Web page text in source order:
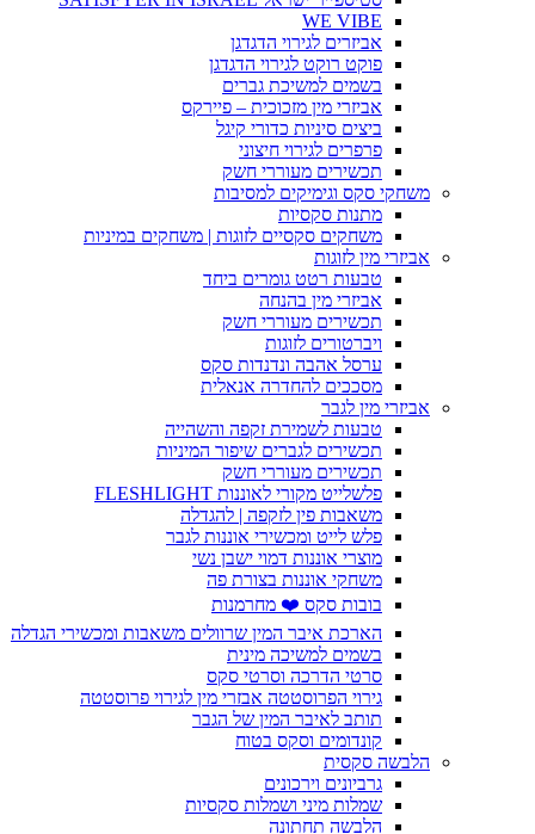
WE VIBE
אביזרים לגירוי הדגדגן
פוקט רוקט לגירוי הדגדגן
בשמים למשיכת גברים
אביזרי מין מזכוכית – פיירקס
ביצים סיניות כדורי קיגל
פרפרים לגירוי חיצוני
תכשירים מעוררי חשק
משחקי סקס וגימיקים למסיבות
מתנות סקסיות
משחקים סקסיים לזוגות | משחקים במיניות
אביזרי מין לזוגות
טבעות רטט גומרים ביחד
אביזרי מין בהנחה
תכשירים מעוררי חשק
ויברטורים לזוגות
ערסל אהבה ונדנדות סקס
מסככים להחדרה אנאלית
אביזרי מין לגבר
טבעות לשמירת זקפה והשהייה
תכשירים לגברים שיפור המיניות
תכשירים מעוררי חשק
פלשלייט מקורי לאוננות FLESHLIGHT
משאבות פין לזקפה | להגדלה
פלש לייט ומכשירי אוננות לגבר
מוצרי אוננות דמוי ישבן נשי
משחקי אוננות בצורת פה
בובות סקס ❤️ מחרמנות
הארכת איבר המין שרוולים משאבות ומכשירי הגדלה
בשמים למשיכה מינית
סרטי הדרכה וסרטי סקס
גירוי הפרוסטטה אבזרי מין לגירוי פרוסטטה
תותב לאיבר המין של הגבר
קונדומים וסקס בטוח
הלבשה סקסית
גרביונים וירכונים
שמלות מיני ושמלות סקסיות
הלבשה תחתונה